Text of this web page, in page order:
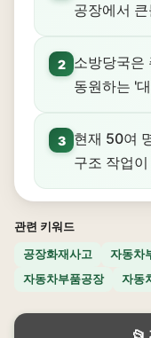
공장에서
2
소방당국은
동원하는 '
3
현재 50여
구조 작업
관련 키워드
공장화재사고
자동차
자동차부품공장
자동